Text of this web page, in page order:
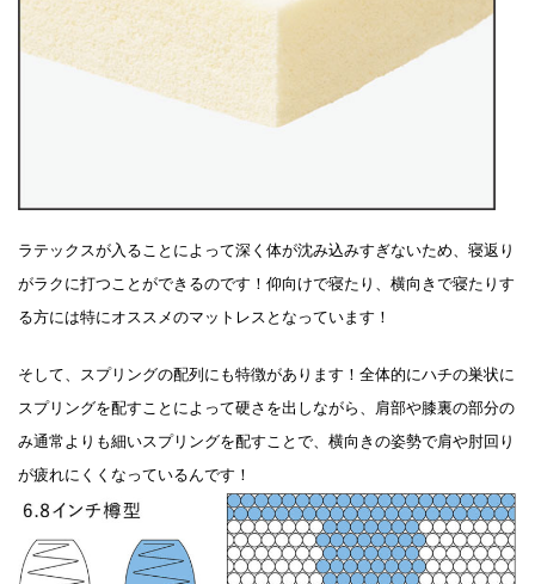
ラテックスが入ることによって深く体が沈み込みすぎないため、寝返り
がラクに打つことができるのです！仰向けで寝たり、横向きで寝たりす
る方には特にオススメのマットレスとなっています！
そして、スプリングの配列にも特徴があります！全体的にハチの巣状に
スプリングを配すことによって硬さを出しながら、肩部や膝裏の部分の
み通常よりも細いスプリングを配すことで、横向きの姿勢で肩や肘回り
が疲れにくくなっているんです！